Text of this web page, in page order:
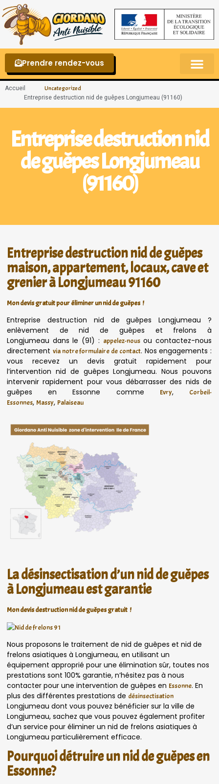
Prendre rendez-vous
Accueil Uncategorized
Entreprise destruction nid de guêpes Longjumeau (91160)
Entreprise destruction nid
de guêpes Longjumeau
(91160)
Entreprise destruction nid de guêpes
maison, appartement, locaux, cave et
grenier à Longjumeau 91160
Mon devis gratuit pour éliminer un nid de guêpes !
Entreprise destruction nid de guêpes Longjumeau ?
enlèvement de nid de guêpes et frelons à
Longjumeau dans le (91) : appelez-nousou contactez-nous
directement via notre formulaire de contact. Nos engagements :
vous recevez un devis gratuit rapidement pour
l’intervention nid de guêpes Longjumeau. Nous pouvons
intervenir rapidement pour vous débarrasser des nids de
guêpes en Essonne comme
Evry,
Corbeil-
Essonnes, Massy, Palaiseau
La désinsectisation d’un nid de guêpes
à Longjumeau est garantie
Mon devis destruction nid de guêpes gratuit !
Nous proposons le traitement de nid de guêpes et nid de
frelons asiatiques à Longjumeau, en utilisant un
équipement approprié pour une élimination sûr, toutes nos
prestations sont 100% garantie, n’hésitez pas à nous
contacter pour une intervention de guêpes en Essonne. En
plus des différentes prestations de désinsectisation
Longjumeau dont vous pouvez bénéficier sur la ville de
Longjumeau, sachez que vous pouvez également profiter
d’un service pour éliminer un nid de frelons asiatiques à
Longjumeau particulièrement efficace.
Pourquoi détruire un nid de guêpes en
Essonne?